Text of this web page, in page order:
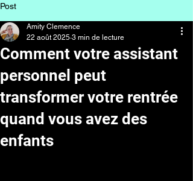
Post
Comment votre assistant
personnel peut
transformer votre rentrée
quand vous avez des
enfants
Amity Clemence
22 août 2025 3 min de lecture